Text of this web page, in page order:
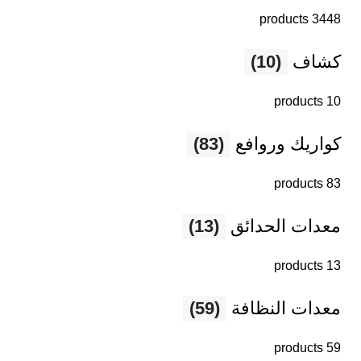
3448 products
كشاف (10)
10 products
كواريك وروافع (83)
83 products
معدات الحدائق (13)
13 products
معدات النظافة (59)
59 products